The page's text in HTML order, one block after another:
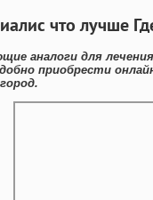
что лучше
аналоги для
приобрести